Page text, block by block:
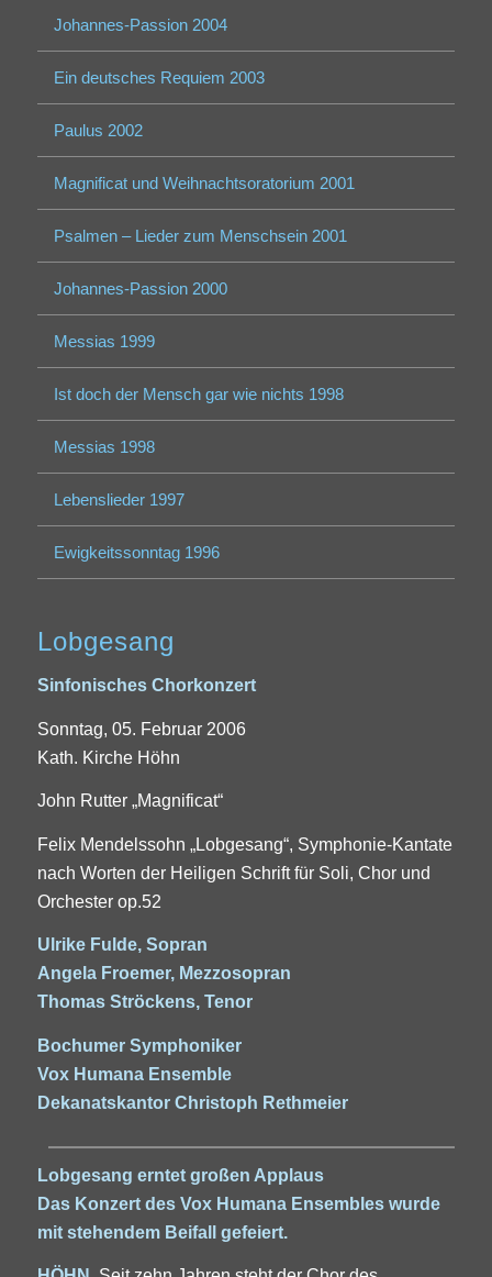
Johannes-Passion 2004
Ein deutsches Requiem 2003
Paulus 2002
Magnificat und Weihnachtsoratorium 2001
Psalmen – Lieder zum Menschsein 2001
Johannes-Passion 2000
Messias 1999
Ist doch der Mensch gar wie nichts 1998
Messias 1998
Lebenslieder 1997
Ewigkeitssonntag 1996
Lobgesang
Sinfonisches Chorkonzert
Sonntag, 05. Februar 2006
Kath. Kirche Höhn
John Rutter „Magnificat“
Felix Mendelssohn „Lobgesang“, Symphonie-Kantate
nach Worten der Heiligen Schrift für Soli, Chor und
Orchester op.52
Ulrike Fulde, Sopran
Angela Froemer, Mezzosopran
Thomas Ströckens, Tenor
Bochumer Symphoniker
Vox Humana Ensemble
Dekanatskantor Christoph Rethmeier
Lobgesang erntet großen Applaus
Das Konzert des Vox Humana Ensembles wurde
mit stehendem Beifall gefeiert.